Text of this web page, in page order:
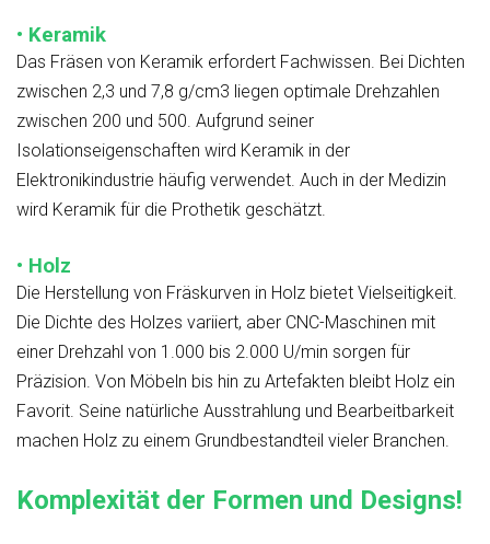
• Keramik
Das Fräsen von Keramik erfordert Fachwissen. Bei Dichten
zwischen 2,3 und 7,8 g/cm3 liegen optimale Drehzahlen
zwischen 200 und 500. Aufgrund seiner
Isolationseigenschaften wird Keramik in der
Elektronikindustrie häufig verwendet. Auch in der Medizin
wird Keramik für die Prothetik geschätzt.
• Holz
Die Herstellung von Fräskurven in Holz bietet Vielseitigkeit.
Die Dichte des Holzes variiert, aber CNC-Maschinen mit
einer Drehzahl von 1.000 bis 2.000 U/min sorgen für
Präzision. Von Möbeln bis hin zu Artefakten bleibt Holz ein
Favorit. Seine natürliche Ausstrahlung und Bearbeitbarkeit
machen Holz zu einem Grundbestandteil vieler Branchen.
Komplexität der Formen und Designs!